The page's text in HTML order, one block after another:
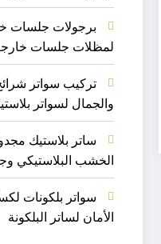
برجولات جلسات
لمظلات جلسات
تركيب سواتر
والجمال لسواتر
ساتر بلاستيك
الخشب البلاستيكي
سواتر بلكونات
الأمان لساتر البلكونة